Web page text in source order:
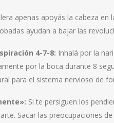
apenas apoyás la cabeza
ayudan a bajar las
4-7-8: Inhalá por la
por la boca durante 8
para el sistema nervioso de
Si te persiguen los
Sacar las preocupaciones